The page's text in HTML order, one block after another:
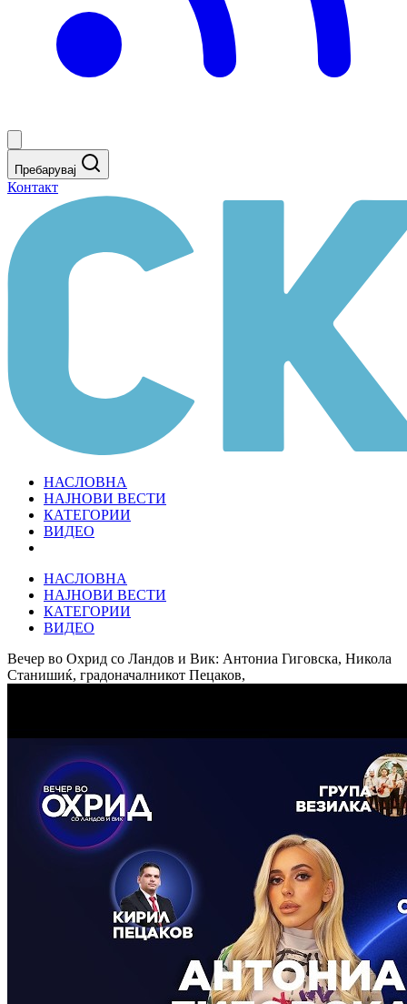
Пребарувај
Контакт
НАСЛОВНА
НАЈНОВИ ВЕСТИ
КАТЕГОРИИ
ВИДЕО
НАСЛОВНА
НАЈНОВИ ВЕСТИ
КАТЕГОРИИ
ВИДЕО
Вечер во Охрид со Ландов и Вик: Антониа Гиговска, Никола
Станишиќ, градоначалникот Пецаков,